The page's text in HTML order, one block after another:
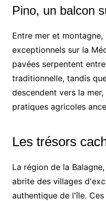
Pino, un balcon
Entre mer et
exceptionnels sur la
pavées serpentent
traditionnelle, tandis
descendent vers la
pratiques agricoles
Les trésors
La région de la
abrite des villages
authentique de l'île.